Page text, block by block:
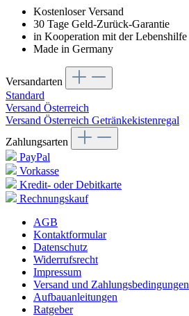
Kostenloser Versand
30 Tage Geld-Zurück-Garantie
in Kooperation mit der Lebenshilfe
Made in Germany
Versandarten
Standard
Versand Österreich
Versand Österreich Getränkekistenregal
Zahlungsarten
PayPal
Vorkasse
Kredit- oder Debitkarte
Rechnungskauf
AGB
Kontaktformular
Datenschutz
Widerrufsrecht
Impressum
Versand und Zahlungsbedingungen
Aufbauanleitungen
Ratgeber